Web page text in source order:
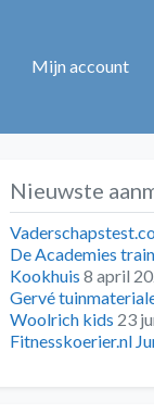
Mijn account
Nieuwste
De Academies
Kookhuis 8 april
Gervé
Woolrich kids 23
Fitnesskoerier.nl